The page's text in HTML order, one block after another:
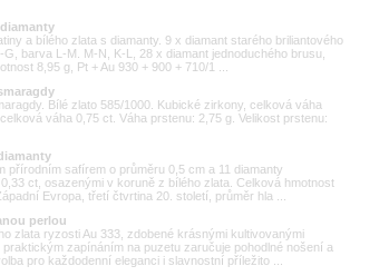
a bílého zlata s diamanty. 9 x diamant starého briliantového
barva L-M. M-N, K-L, 28 x diamant jednoduchého brusu,
8,95 g, Pt + Au 930 + 900 + 710/1 ...
Bílé zlato 585/1000. Kubické zirkony, celková váha
váha 0,75 ct. Váha prstenu: 2,75 g. Velikost prstenu:
přírodním safírem o průměru 0,5 cm a 11 diamanty
ct, osazenými v koruně z bílého zlata. Celková hmotnost
Evropa, třetí čtvrtina 20. století, průměr hla ...
perlou
zlata ryzosti Au 333, zdobené krásnými kultivovanými
zapínáním na puzetu zaručuje pohodlné nošení a
pro každodenní eleganci i slavnostní příležito ...